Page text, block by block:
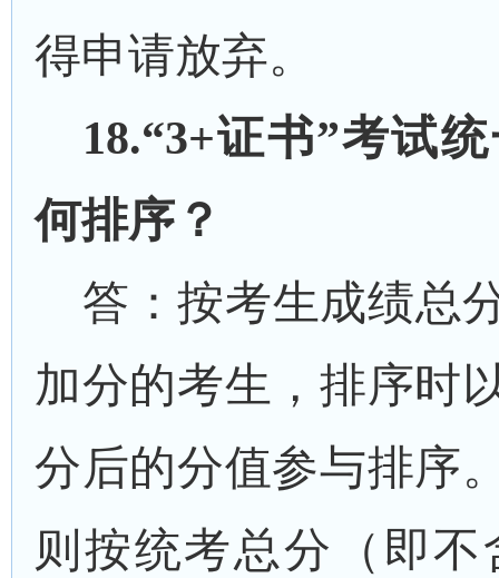
得申请放弃。
18.“3+证书”考试
何排序？
答：按考生成绩总
加分的考生，排序时
分后的分值参与排序
则按统考总分（即